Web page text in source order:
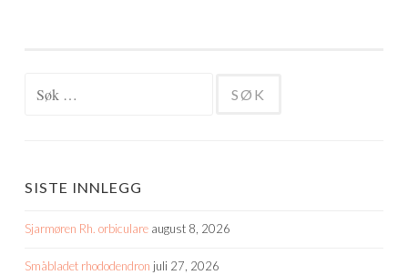
SISTE INNLEGG
Sjarmøren Rh. orbiculare august 8, 2026
Småbladet rhododendron juli 27, 2026